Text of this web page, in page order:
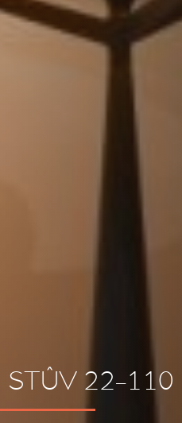
STÛV 22-110